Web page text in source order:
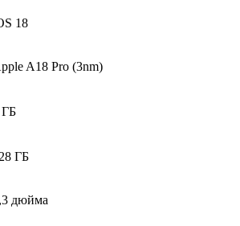
18
A18 Pro (3nm)
ГБ
ГБ
дюйма